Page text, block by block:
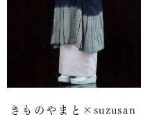
きものやまと×suzusan